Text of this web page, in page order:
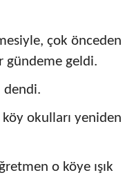
çok önceden
gündeme geldi.
dendi.
okulları yeniden
o köye ışık